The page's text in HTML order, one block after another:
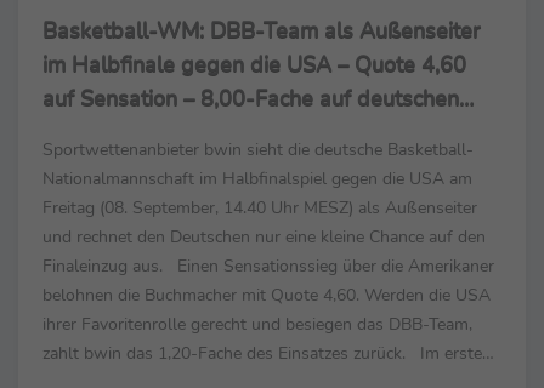
Basketball-WM: DBB-Team als Außenseiter
im Halbfinale gegen die USA – Quote 4,60
auf Sensation – 8,00-Fache auf deutschen
Sportwettenanbieter bwin sieht die deutsche Basketball-
Nationalmannschaft im Halbfinalspiel gegen die USA am
Freitag (08. September, 14.40 Uhr MESZ) als Außenseiter
und rechnet den Deutschen nur eine kleine Chance auf den
Finaleinzug aus. Einen Sensationssieg über die Amerikaner
belohnen die Buchmacher mit Quote 4,60. Werden die USA
ihrer Favoritenrolle gerecht und besiegen das DBB-Team,
zahlt bwin das 1,20-Fache des Einsatzes zurück. Im ersten